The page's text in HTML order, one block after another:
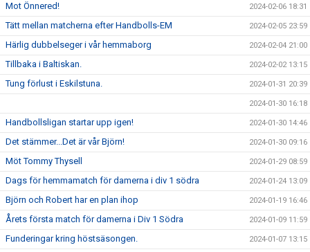
Mot Önnered! 2024-02-06 18:31
Tätt mellan matcherna efter Handbolls-EM 2024-02-05 23:59
Härlig dubbelseger i vår hemmaborg 2024-02-04 21:00
Tillbaka i Baltiskan. 2024-02-02 13:15
Tung förlust i Eskilstuna. 2024-01-31 20:39
2024-01-30 16:18
Handbollsligan startar upp igen! 2024-01-30 14:46
Det stämmer...Det är vår Björn! 2024-01-30 09:16
Möt Tommy Thysell 2024-01-29 08:59
Dags för hemmamatch för damerna i div 1 södra 2024-01-24 13:09
Björn och Robert har en plan ihop 2024-01-19 16:46
Årets första match för damerna i Div 1 Södra 2024-01-09 11:59
Funderingar kring höstsäsongen. 2024-01-07 13:15